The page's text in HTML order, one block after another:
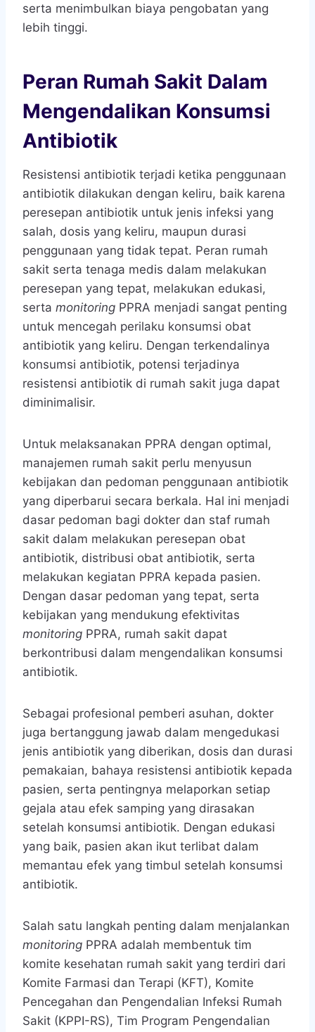
serta menimbulkan biaya pengobatan yang
lebih tinggi.
Peran Rumah Sakit Dalam
Mengendalikan Konsumsi
Antibiotik
Resistensi antibiotik terjadi ketika penggunaan
antibiotik dilakukan dengan keliru, baik karena
peresepan antibiotik untuk jenis infeksi yang
salah, dosis yang keliru, maupun durasi
penggunaan yang tidak tepat. Peran rumah
sakit serta tenaga medis dalam melakukan
peresepan yang tepat, melakukan edukasi,
serta monitoring PPRA menjadi sangat penting
untuk mencegah perilaku konsumsi obat
antibiotik yang keliru. Dengan terkendalinya
konsumsi antibiotik, potensi terjadinya
resistensi antibiotik di rumah sakit juga dapat
diminimalisir.
Untuk melaksanakan PPRA dengan optimal,
manajemen rumah sakit perlu menyusun
kebijakan dan pedoman penggunaan antibiotik
yang diperbarui secara berkala. Hal ini menjadi
dasar pedoman bagi dokter dan staf rumah
sakit dalam melakukan peresepan obat
antibiotik, distribusi obat antibiotik, serta
melakukan kegiatan PPRA kepada pasien.
Dengan dasar pedoman yang tepat, serta
kebijakan yang mendukung efektivitas
monitoring PPRA, rumah sakit dapat
berkontribusi dalam mengendalikan konsumsi
antibiotik.
Sebagai profesional pemberi asuhan, dokter
juga bertanggung jawab dalam mengedukasi
jenis antibiotik yang diberikan, dosis dan durasi
pemakaian, bahaya resistensi antibiotik kepada
pasien, serta pentingnya melaporkan setiap
gejala atau efek samping yang dirasakan
setelah konsumsi antibiotik. Dengan edukasi
yang baik, pasien akan ikut terlibat dalam
memantau efek yang timbul setelah konsumsi
antibiotik.
Salah satu langkah penting dalam menjalankan
monitoring PPRA adalah membentuk tim
komite kesehatan rumah sakit yang terdiri dari
Komite Farmasi dan Terapi (KFT), Komite
Pencegahan dan Pengendalian Infeksi Rumah
Sakit (KPPI-RS), Tim Program Pengendalian